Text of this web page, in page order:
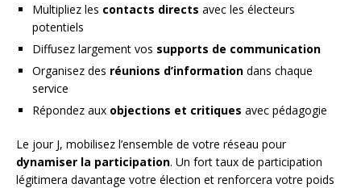
Multipliez les contacts directs avec les électeurs
potentiels
Diffusez largement vos supports de communication
Organisez des réunions d’information dans chaque
service
Répondez aux objections et critiques avec pédagogie
Le jour J, mobilisez l’ensemble de votre réseau pour
dynamiser la participation. Un fort taux de participation
légitimera davantage votre élection et renforcera votre poids